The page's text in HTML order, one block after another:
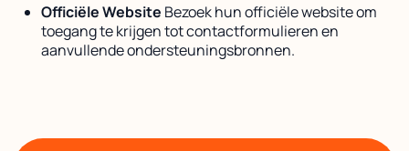
Officiële Website Bezoek hun officiële website om
toegang te krijgen tot contactformulieren en
aanvullende ondersteuningsbronnen.